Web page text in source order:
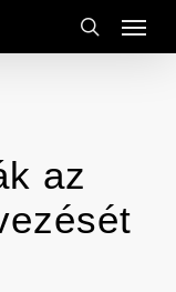
search
Menu
az